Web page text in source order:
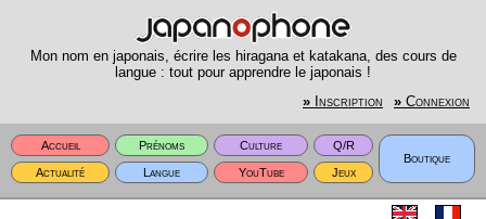
Mon nom en japonais, écrire les hiragana et katakana, des cours de
langue : tout pour apprendre le japonais !
» Inscription » Connexion
Accueil Prénoms Culture
Q/R
Boutique
Actualité
Langue YouTube Jeux